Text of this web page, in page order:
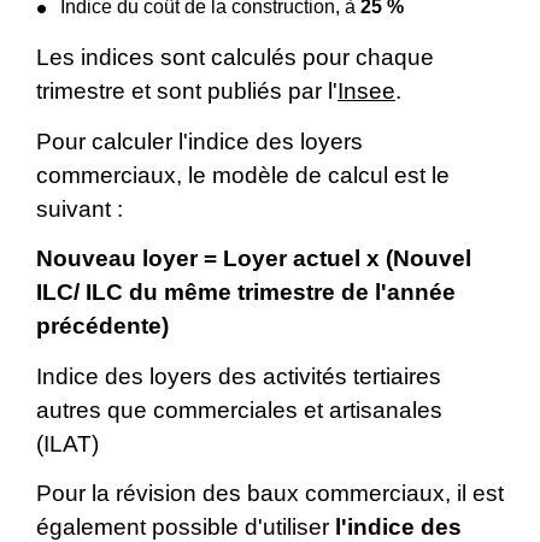
Indice du coût de la construction, à 25 %
Les indices sont calculés pour chaque
trimestre et sont publiés par l'Insee.
Pour calculer l'indice des loyers
commerciaux, le modèle de calcul est le
suivant :
Nouveau loyer = Loyer actuel x (Nouvel
ILC/ ILC du même trimestre de l'année
précédente)
Indice des loyers des activités tertiaires
autres que commerciales et artisanales
(ILAT)
Pour la révision des baux commerciaux, il est
également possible d'utiliser l'indice des